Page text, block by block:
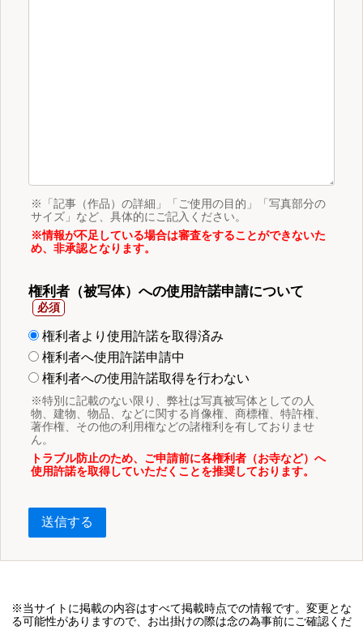
※「記事（作品）の詳細」「ご使用の目的」「写真部分の
サイズ」など、具体的にご記入ください。
※情報が不足している場合は審査をすることができないた
め、非承認となります。
権利者（被写体）への使用許諾申請について
権利者より使用許諾を取得済み
権利者へ使用許諾申請中
権利者への使用許諾取得を行わない
※特別に記載のない限り、弊社は写真被写体としての人
物、建物、物品、などに関する肖像権、商標権、特許権、
著作権、その他の利用権などの諸権利を有しておりませ
ん。
トラブル防止のため、ご申請前に各権利者（お寺など）へ
使用許諾を取得していただくことを推奨しております。
送信する
※当サイトに掲載の内容はすべて掲載時点での情報です。変更とな
る可能性がありますので、お出掛けの際は念の為事前にご確認くだ